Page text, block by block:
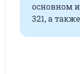
основном
321, а